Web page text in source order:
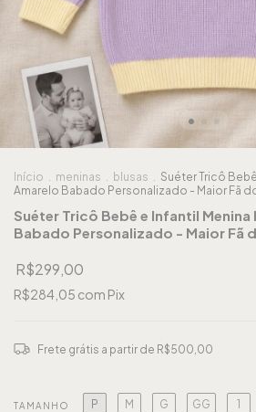
Início . meninas . blusas . Suéter Tricô
Amarelo Babado Personalizado - Maior Fã
Suéter Tricô Bebê e Infantil Menina
Babado Personalizado - Maior Fã
R$299,00
R$284,05 com Pix
Frete grátis a partir de R$500,00
TAMANHO P M G GG 1